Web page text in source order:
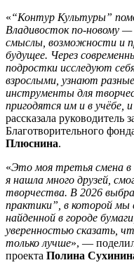
«“Контур Культуры”
Владивосток по-новому
смыслы, возможности и
будущее. Через
подростки исследуют
взрослыми, узнают
инструменты для
пригодятся им и в учёбе,
рассказала руководитель
Благотворительного
Плюснина.
«Это моя третья смена
я нашла много друзей,
творчества. В 2026
практики”, в которой мы
найденной в городе
уверенностью сказать,
только лучше», —
проекта Полина